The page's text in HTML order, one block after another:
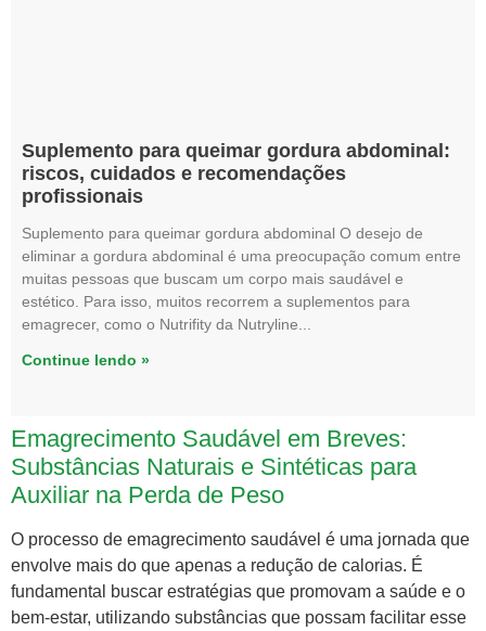
Suplemento para queimar gordura abdominal:
riscos, cuidados e recomendações
profissionais
Suplemento para queimar gordura abdominal O desejo de
eliminar a gordura abdominal é uma preocupação comum entre
muitas pessoas que buscam um corpo mais saudável e
estético. Para isso, muitos recorrem a suplementos para
emagrecer, como o Nutrifity da Nutryline
Continue lendo »
Emagrecimento Saudável em Breves:
Substâncias Naturais e Sintéticas para
Auxiliar na Perda de Peso
O processo de emagrecimento saudável é uma jornada que
envolve mais do que apenas a redução de calorias. É
fundamental buscar estratégias que promovam a saúde e o
bem-estar, utilizando substâncias que possam facilitar esse